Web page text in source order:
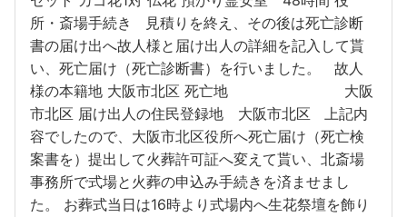
所・斎場手続き 見積りを終え、その後は死亡診断
書の届け出へ故人様と届け出人の詳細を記入して貰
い、死亡届け（死亡診断書）を行いました。 故人
様の本籍地 大阪市北区 死亡地 大阪
市北区 届け出人の住民登録地 大阪市北区 上記内
容でしたので、大阪市北区役所へ死亡届け（死亡検
案書を）提出して火葬許可証へ変えて貰い、北斎場
事務所で式場と火葬の申込み手続きを済ませまし
た。 お葬式当日は16時より式場内へ生花祭壇を飾り